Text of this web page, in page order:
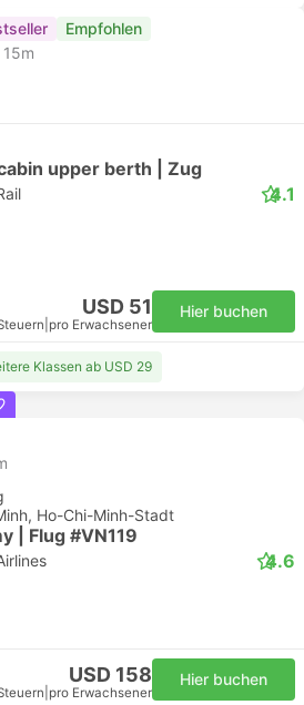
Empfohlen
upper berth | Zug
4.1
USD 51
pro Erwachsener
Hier buchen
Klassen ab USD 29
Ho-Chi-Minh-Stadt
| Flug #VN119
4.6
USD 158
pro Erwachsener
Hier buchen